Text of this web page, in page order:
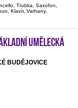
Trubka, Saxofon,
Klavír, Varhany,
umělecká
BUDĚJOVICE